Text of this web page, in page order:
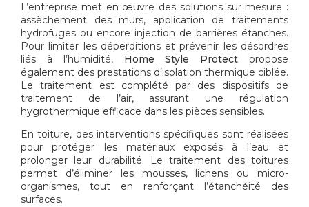
L’entreprise met en œuvre des solutions sur mesure :
assèchement des murs, application de traitements
hydrofuges ou encore injection de barrières étanches.
Pour limiter les déperditions et prévenir les désordres
liés à l’humidité, Home Style Protect propose
également des prestations d’isolation thermique ciblée.
Le traitement est complété par des dispositifs de
traitement de l’air, assurant une régulation
hygrothermique efficace dans les pièces sensibles.
En toiture, des interventions spécifiques sont réalisées
pour protéger les matériaux exposés à l’eau et
prolonger leur durabilité. Le traitement des toitures
permet d’éliminer les mousses, lichens ou micro-
organismes, tout en renforçant l’étanchéité des
surfaces.